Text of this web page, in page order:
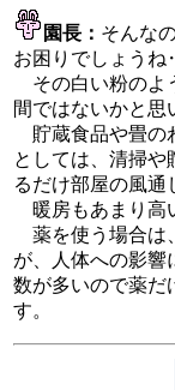
園長： そんな
お困りでしょうね
その白い粉のよ
間ではないかと思
貯蔵食品や畳の
としては、清掃や
るだけ部屋の風通
暖房もあまり高
薬を使う場合は
が、人体への影響
数が多いので薬だ
す。